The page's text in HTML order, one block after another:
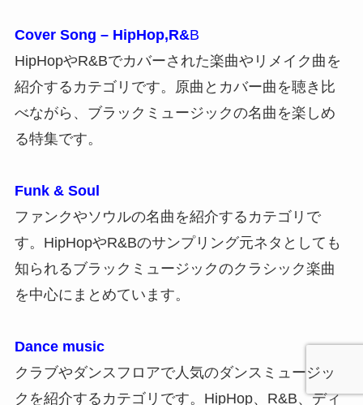
Cover Song – HipHop,R&B
HipHopやR&Bでカバーされた楽曲やリメイク曲を
紹介するカテゴリです。原曲とカバー曲を聴き比
べながら、ブラックミュージックの名曲を楽しめ
る特集です。
Funk & Soul
ファンクやソウルの名曲を紹介するカテゴリで
す。HipHopやR&Bのサンプリング元ネタとしても
知られるブラックミュージックのクラシック楽曲
を中心にまとめています。
Dance music
クラブやダンスフロアで人気のダンスミュージッ
クを紹介するカテゴリです。HipHop、R&B、ディ